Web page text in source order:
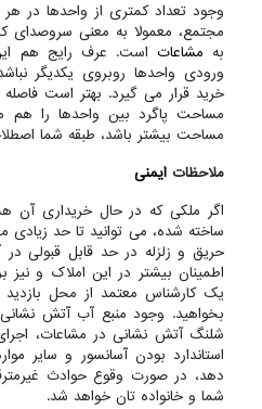
وجود تعداد کمتری از واحدها در هر
مجتمع، معمولا به معنی سروصدای
به مشاعات است. عرف رایج هم
ورودی واحدها روبروی یکدیگر
خرید قرار می گیرد. بهتر است
مساحت پاگرد بین واحدها را هم
مساحت بیشتر باشد، طبقه شما
ملاحظات ایمنی
ساخته شده، می توانید تا حد زیادی
حریق و زلزله در حد قابل قبولی
اطمینان بیشتر در این املاک و نیز
یک کارشناس معتمد از محل
بخواهید. وجود منبع آب آتش
شلنگ آتش نشانی در مشاعات،
استاندارد بودن آسانسور و سایر
دهد، در صورت وقوع حوادث
شما و خانواده تان خواهد شد.